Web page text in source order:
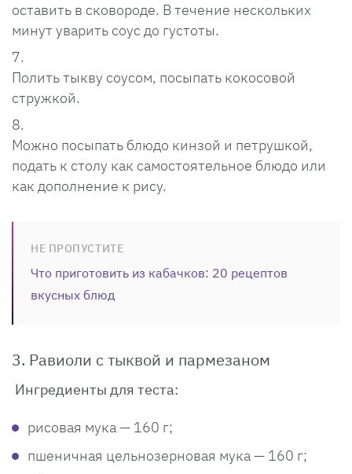
оставить в сковороде. В течение нескольких
минут уварить соус до густоты.
Полить тыкву соусом, посыпать кокосовой
стружкой.
Можно посыпать блюдо кинзой и петрушкой,
подать к столу как самостоятельное блюдо или
как дополнение к рису.
НЕ ПРОПУСТИТЕ
Что приготовить из кабачков: 20 рецептов
вкусных блюд
3. Равиоли с тыквой и пармезаном
Ингредиенты для теста:
рисовая мука — 160 г;
пшеничная цельнозерновая мука — 160 г;